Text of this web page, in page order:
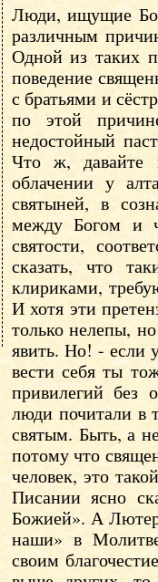
Люди, ищущие
различным
Одной из таких
поведение
с братьями и
по этой
недостойный
Что ж, давайте
облачении у
святыней, в
между Богом и
святости,
сказать, что
клириками,
И хотя эти
только нелепы,
явить. Но! - если
вести себя ты
привилегий без
люди почитали в
святым. Быть, а
потому что
человек, это
Писании ясно
Божией». А
наши» в
своим